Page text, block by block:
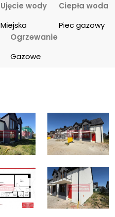
Ujęcie wody
Miejska
Ciepła woda
Piec gazowy
Ogrzewanie
Gazowe